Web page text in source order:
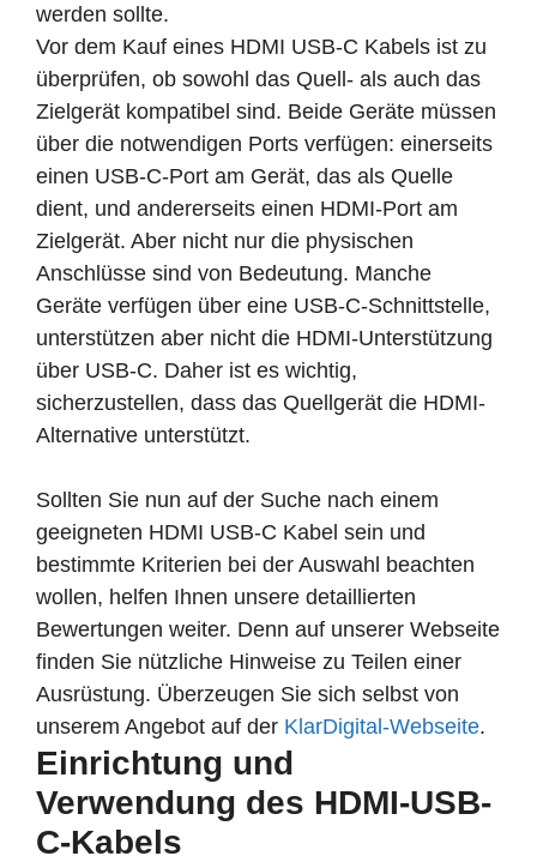
werden sollte.
Vor dem Kauf eines HDMI USB-C Kabels ist zu
überprüfen, ob sowohl das Quell- als auch das
Zielgerät kompatibel sind. Beide Geräte müssen
über die notwendigen Ports verfügen: einerseits
einen USB-C-Port am Gerät, das als Quelle
dient, und andererseits einen HDMI-Port am
Zielgerät. Aber nicht nur die physischen
Anschlüsse sind von Bedeutung. Manche
Geräte verfügen über eine USB-C-Schnittstelle,
unterstützen aber nicht die HDMI-Unterstützung
über USB-C. Daher ist es wichtig,
sicherzustellen, dass das Quellgerät die HDMI-
Alternative unterstützt.
Sollten Sie nun auf der Suche nach einem
geeigneten HDMI USB-C Kabel sein und
bestimmte Kriterien bei der Auswahl beachten
wollen, helfen Ihnen unsere detaillierten
Bewertungen weiter. Denn auf unserer Webseite
finden Sie nützliche Hinweise zu Teilen einer
Ausrüstung. Überzeugen Sie sich selbst von
unserem Angebot auf der KlarDigital-Webseite.
Einrichtung und
Verwendung des HDMI-USB-
C-Kabels